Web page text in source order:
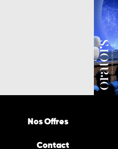
Nos Offres
Contact